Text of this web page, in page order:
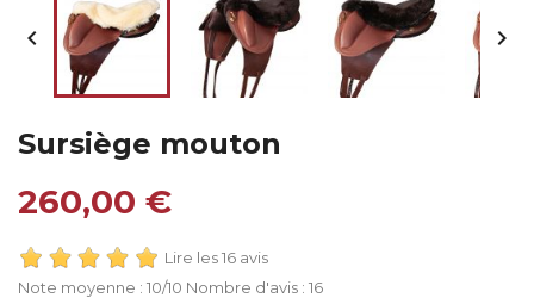
 
Sursiège mouton
260,00 €
Lire les 16 avis
Note moyenne : 10/10 Nombre d'avis : 16